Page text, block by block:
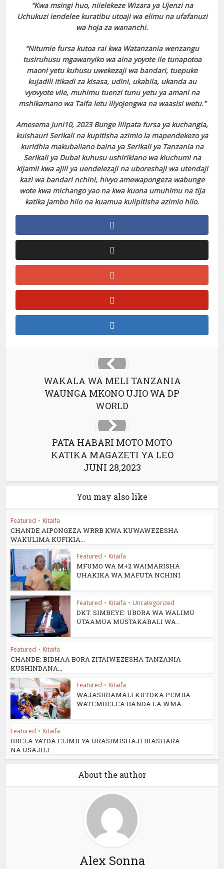
“Kwa msingi huo, niielekeze Wizara ya Ujenzi na
Uchukuzi iendelee kuratibu utoaji wa elimu na ufafanuzi
wa hoja za wananchi.
“Nitumie fursa kutoa rai kwa Watanzania wenzangu
tusiruhusu mgawanyiko wa aina yoyote ile tunapotoa
maoni yetu kuhusu uwekezaji wa bandari, tuepuke
kujadili itikadi za kisasa, udini, ukabila, ukanda au
vyovyote vile, muhimu tuenzi tunu yetu ya amani na
mshikamano wa Taifa letu iliyojengwa na waasisi wetu.”
Amesema Juni10, 2023 Bunge lilipata fursa ya kuchangia,
kuishauri Serikali na kupitisha azimio la mapendekezo ya
kuridhia makubaliano baina ya Serikali ya Tanzania na
Serikali ya Dubai kuhusu ushirikiano wa kiuchumi na
kijamii kwa ajili ya uendelezaji na uboreshaji wa utendaji
kazi wa bandari nchini, hivyo amewapongeza wabunge
wote kwa michango yao na kwa kuona umuhimu na tija
katika jambo hilo na kuamua kulipitisha azimio hilo.
WAKALA WA MELI TANZANIA
WAUNGA MKONO UJIO WA DP
WORLD
PATA HABARI MOTO MOTO
KATIKA MAGAZETI YA LEO
JUNI 28,2023
You may also like
Featured • Kitaifa
CHANDE AIPONGEZA WRRB KWA KUWAWEZESHA
WAKULIMA KUFIKIA...
Featured • Kitaifa
MFUMO WA M+2 WAIMARISHA
UHAKIKA WA MAFUTA NCHINI
Featured • Kitaifa • Uncategorized
DKT. SIMBEYE: UBORA WA WALIMU
UTAAMUA MUSTAKABALI WA...
Featured • Kitaifa
CHANDE: BIDHAA BORA ZITAIWEZESHA TANZANIA
KUSHINDANA...
Featured • Kitaifa
WAJASIRIAMALI KUTOKA PEMBA
WATEMBELEA BANDA LA WMA...
Featured • Kitaifa
BRELA YATOA ELIMU YA URASIMISHAJI BIASHARA
NA USAJILI...
About the author
Alex Sonna